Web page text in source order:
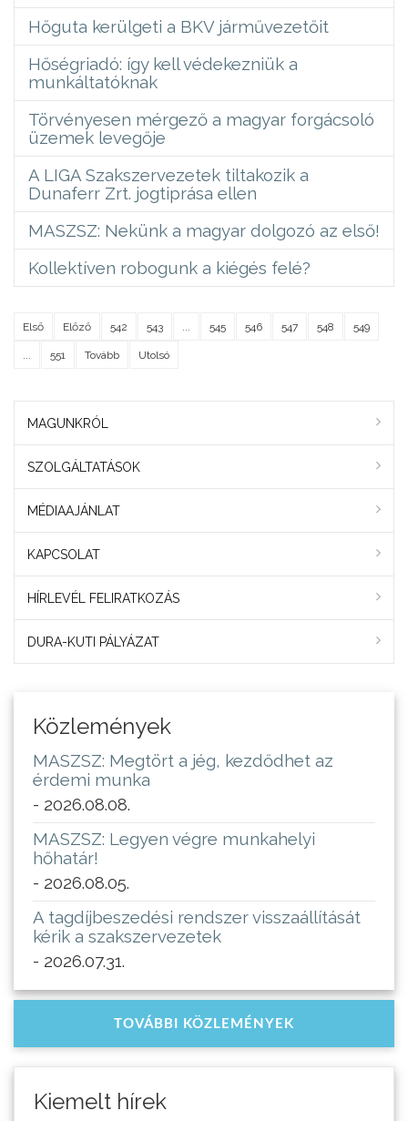
Hőguta kerülgeti a BKV járművezetőit
Hőségriadó: így kell védekezniük a
munkáltatóknak
Törvényesen mérgező a magyar forgácsoló
üzemek levegője
A LIGA Szakszervezetek tiltakozik a
Dunaferr Zrt. jogtiprása ellen
MASZSZ: Nekünk a magyar dolgozó az első!
Kollektíven robogunk a kiégés felé?
Első Előző 542 543 545 546 547 548 549
551 Tovább Utolsó
MAGUNKRÓL
SZOLGÁLTATÁSOK
MÉDIAAJÁNLAT
KAPCSOLAT
HÍRLEVÉL FELIRATKOZÁS
DURA-KUTI PÁLYÁZAT
Közlemények
MASZSZ: Megtört a jég, kezdődhet az
érdemi munka
- 2026.08.08.
MASZSZ: Legyen végre munkahelyi
hőhatár!
- 2026.08.05.
A tagdíjbeszedési rendszer visszaállítását
kérik a szakszervezetek
- 2026.07.31.
TOVÁBBI KÖZLEMÉNYEK
Kiemelt hírek